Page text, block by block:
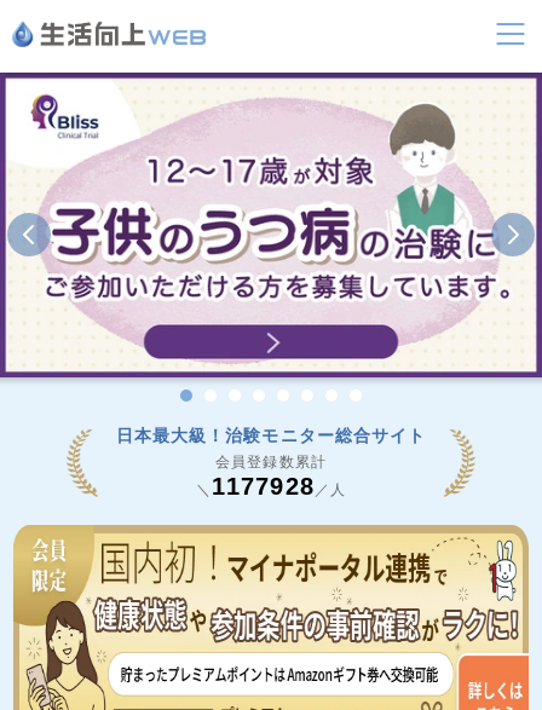
日本最大級！治験モニター総合サイト
会員登録数累計
＼ 1177928 ／人